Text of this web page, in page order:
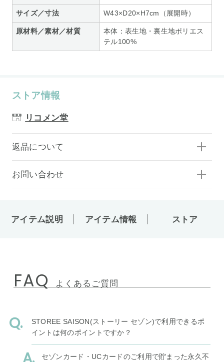
サイズ／寸法 W43×D20×H7cm（展開時）
原材料／素材／材質
本体：表生地・裏生地ポリエス
テル100%
ストア情報
リコメン堂
返品について
お問い合わせ
アイテム説明 アイテム情報 ストア
FAQ よくあるご質問
STOREE SAISON(ストーリー セゾン)で利用できるポ
イントは何のポイントですか？
セゾンカード・UCカードのご利用で貯まった永久不